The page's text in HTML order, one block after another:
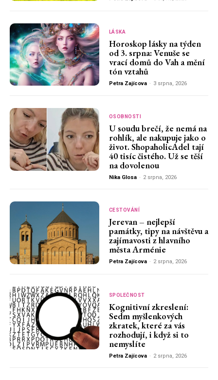
LÁSKA
Horoskop lásky na týden
od 3. srpna: Venuše se
vrací domů do Vah a mění
tón vztahů
Petra Zajícova - 3 srpna, 2026
OSOBNOSTI
U soudu brečí, že nemá na
rohlík, ale nakupuje jako o
život. ShopaholicAdel tají
40 tisíc čistého. Už se těší
na dovolenou
Nika Glosa - 2 srpna, 2026
CESTOVÁNÍ
Jerevan – nejlepší
památky, tipy na návštěvu a
zajímavosti z hlavního
města Arménie
Petra Zajícova - 2 srpna, 2026
SPOLEČNOST
Kognitivní zkreslení:
Sedm myšlenkových
zkratek, které za vás
rozhodují, i když si to
nemyslíte
Petra Zajícova - 2 srpna, 2026